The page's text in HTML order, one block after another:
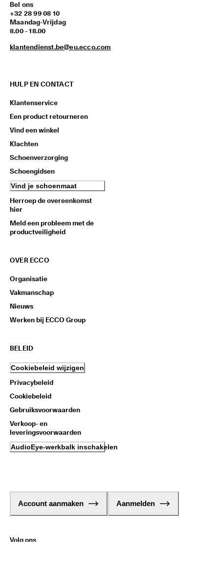
Bel ons
+32 28 99 08 10
Maandag-Vrijdag
8.00 - 18.00
klantendienst.be@eu.ecco.com
HULP EN CONTACT
Klantenservice
Een product retourneren
Vind een winkel
Klachten
Schoenverzorging
Schoengidsen
Vind je schoenmaat
Herroep de overeenkomst
hier
Meld een probleem met de
productveiligheid
OVER ECCO
Organisatie
Vakmanschap
Nieuws
Werken bij ECCO Group
BELEID
Cookiebeleid wijzigen
Privacybeleid
Cookiebeleid
Gebruiksvoorwaarden
Verkoop- en
leveringsvoorwaarden
AudioEye-werkbalk inschakelen
Account aanmaken Aanmelden
Volg ons